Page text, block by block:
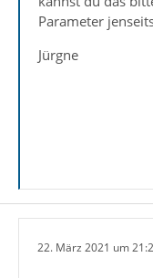
Parameter
Jürgne
22. März 2021 um